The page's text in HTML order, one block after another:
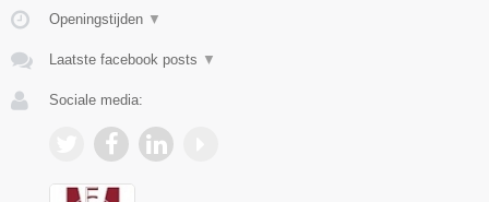
Openingstijden ▼
Laatste facebook posts ▼
Sociale media: